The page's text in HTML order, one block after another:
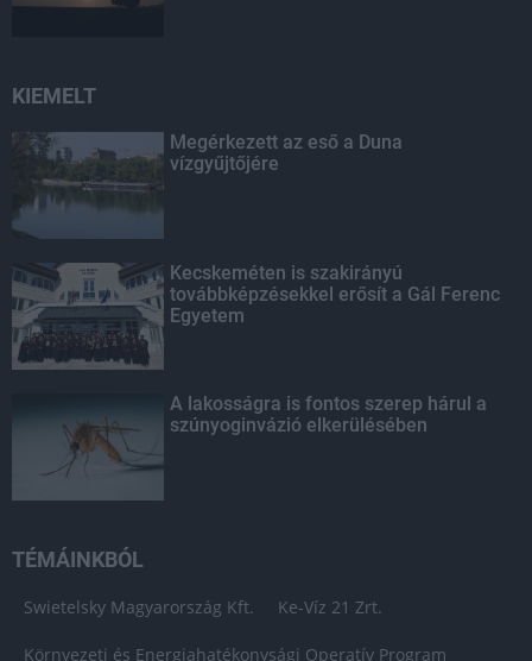
KIEMELT
Megérkezett az eső a Duna
vízgyűjtőjére
Kecskeméten is szakirányú
továbbképzésekkel erősít a Gál Ferenc
Egyetem
A lakosságra is fontos szerep hárul a
szúnyoginvázió elkerülésében
TÉMÁINKBÓL
Swietelsky Magyarország Kft. Ke-Víz 21 Zrt.
Környezeti és Energiahatékonysági Operatív Program